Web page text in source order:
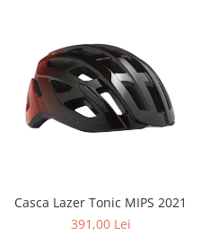
Casca Lazer Tonic MIPS 2021
391,00 Lei